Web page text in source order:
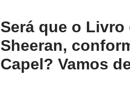
Será que o
Sheeran,
Capel? Vamos